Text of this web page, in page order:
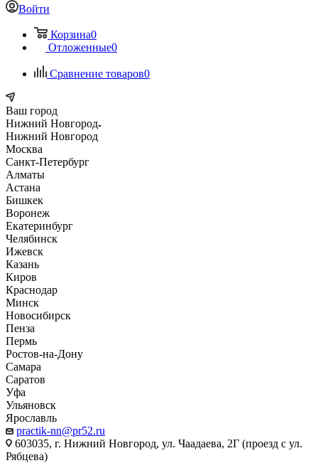
Войти
Корзина0
Отложенные0
Сравнение товаров0
Ваш город
Нижний Новгород
Нижний Новгород
Москва
Санкт-Петербург
Алматы
Астана
Бишкек
Воронеж
Екатеринбург
Челябинск
Ижевск
Казань
Киров
Краснодар
Минск
Новосибирск
Пенза
Пермь
Ростов-на-Дону
Самара
Саратов
Уфа
Ульяновск
Ярославль
practik-nn@pr52.ru
603035, г. Нижний Новгород, ул. Чаадаева, 2Г (проезд с ул.
Рябцева)